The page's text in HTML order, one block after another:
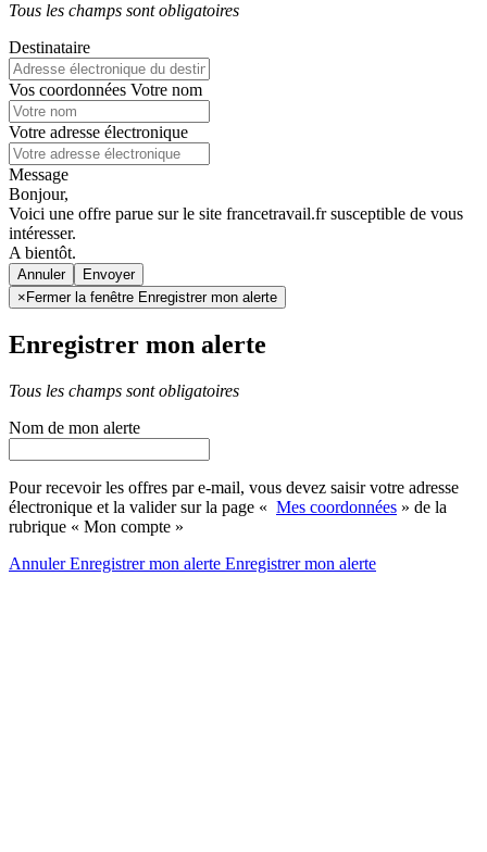
Tous les champs sont obligatoires
Destinataire
Vos coordonnées Votre nom
Votre adresse électronique
Message
Bonjour,
Voici une offre parue sur le site francetravail.fr susceptible de vous
intéresser.
A bientôt.
Annuler
× Fermer la fenêtre Enregistrer mon alerte
Enregistrer mon alerte
Tous les champs sont obligatoires
Nom de mon alerte
Pour recevoir les offres par e-mail, vous devez saisir votre adresse
électronique et la valider sur la page « Mes coordonnées » de la
rubrique « Mon compte »
AnnulerEnregistrer mon alerte Enregistrermon alerte